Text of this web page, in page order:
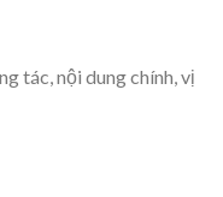
tác, nội dung chính, vị